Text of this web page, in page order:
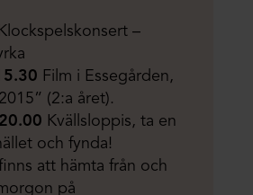
Klockspelskonsert –
Film i Essegården,
(2:a året).
Kvällsloppis, ta en
och fynda!
att hämta från och
på